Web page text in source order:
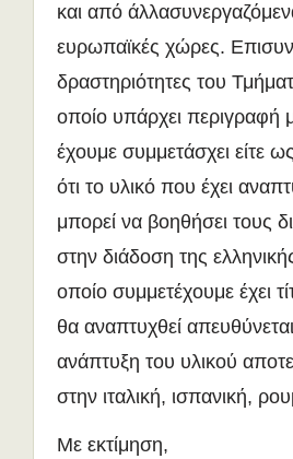
και από
ευρωπαϊκές χώρες.
δραστηριότητες του
οποίο υπάρχει περιγραφή
έχουμε συμμετάσχει είτε
ότι το υλικό που έχει
μπορεί να βοηθήσει τους
στην διάδοση της
οποίο συμμετέχουμε έχει
θα αναπτυχθεί
ανάπτυξη του υλικού
στην ιταλική, ισπανική,
Με εκτίμηση,